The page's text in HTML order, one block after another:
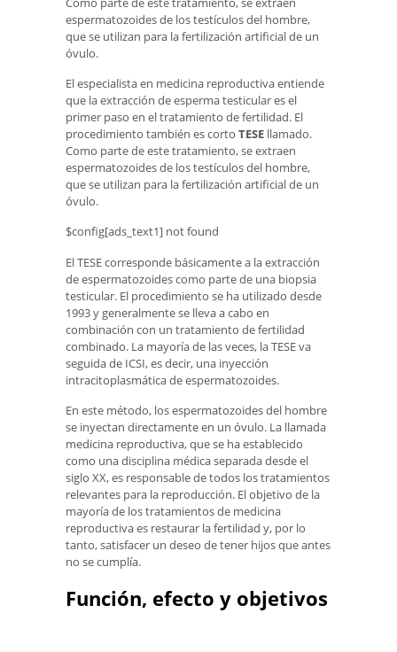
espermatozoides de los testículos del hombre,
que se utilizan para la fertilización artificial de un
óvulo.
El especialista en medicina reproductiva entiende
que la extracción de esperma testicular es el
primer paso en el tratamiento de fertilidad. El
procedimiento también es corto TESE llamado.
Como parte de este tratamiento, se extraen
espermatozoides de los testículos del hombre,
que se utilizan para la fertilización artificial de un
óvulo.
$config[ads_text1] not found
El TESE corresponde básicamente a la extracción
de espermatozoides como parte de una biopsia
testicular. El procedimiento se ha utilizado desde
1993 y generalmente se lleva a cabo en
combinación con un tratamiento de fertilidad
combinado. La mayoría de las veces, la TESE va
seguida de ICSI, es decir, una inyección
intracitoplasmática de espermatozoides.
En este método, los espermatozoides del hombre
se inyectan directamente en un óvulo. La llamada
medicina reproductiva, que se ha establecido
como una disciplina médica separada desde el
siglo XX, es responsable de todos los tratamientos
relevantes para la reproducción. El objetivo de la
mayoría de los tratamientos de medicina
reproductiva es restaurar la fertilidad y, por lo
tanto, satisfacer un deseo de tener hijos que antes
no se cumplía.
Función, efecto y objetivos